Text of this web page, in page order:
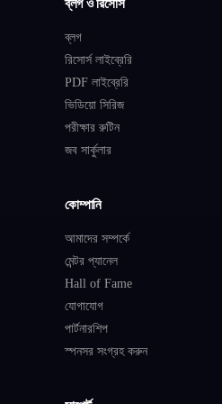
ব্লগ ও রিসোর্স
ব্লগ
রিসোর্স লাইব্রেরি
PDF লাইব্রেরি
ভিডিয়ো সিরিজ
পরীক্ষার রুটিন
জব সার্কুলার
কোম্পানি
আমাদের সম্পর্কে
মেন্টর প্যানেল
Hall of Fame
যোগাযোগ
পার্টনারশিপ
স্পনসর সংগ্রহ করুন